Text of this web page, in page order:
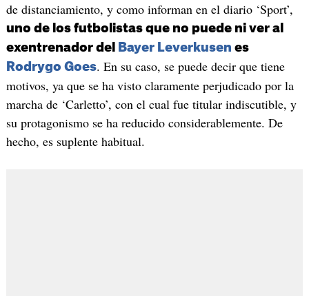
de distanciamiento, y como informan en el diario ‘Sport’,
uno de los futbolistas que no puede ni ver al
exentrenador del
Bayer Leverkusen es
Rodrygo Goes. En su caso, se puede decir que tiene
motivos, ya que se ha visto claramente perjudicado por la
marcha de ‘Carletto’, con el cual fue titular indiscutible, y
su protagonismo se ha reducido considerablemente. De
hecho, es suplente habitual.